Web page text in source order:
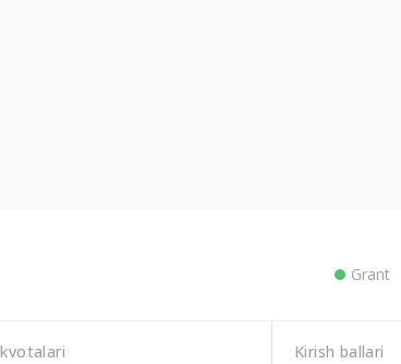
Grant
Kirish ballari